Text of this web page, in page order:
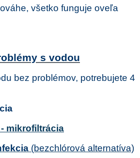
všetko funguje oveľa
s vodou
bez problémov, potrebujete 4
mikrofiltrácia
(bezchlórová alternatíva)